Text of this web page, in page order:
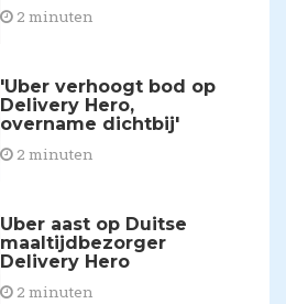
2 minuten
'Uber verhoogt bod op
Delivery Hero,
overname dichtbij'
2 minuten
Uber aast op Duitse
maaltijdbezorger
Delivery Hero
2 minuten